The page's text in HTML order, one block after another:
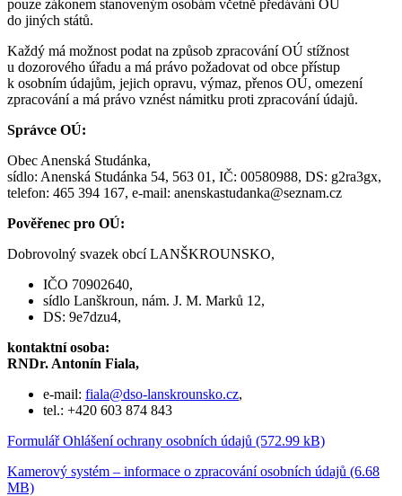
pouze zákonem stanoveným osobám včetně předávání OÚ
do jiných států.
Každý má možnost podat na způsob zpracování OÚ stížnost
u dozorového úřadu a má právo požadovat od obce přístup
k osobním údajům, jejich opravu, výmaz, přenos OÚ, omezení
zpracování a má právo vznést námitku proti zpracování údajů.
Správce OÚ:
Obec Anenská Studánka,
sídlo: Anenská Studánka 54, 563 01, IČ: 00580988, DS: g2ra3gx,
telefon: 465 394 167, e-mail: anenskastudanka@seznam.cz
Pověřenec pro OÚ:
Dobrovolný svazek obcí LANŠKROUNSKO,
IČO 70902640,
sídlo Lanškroun, nám. J. M. Marků 12,
DS: 9e7dzu4,
kontaktní osoba:
RNDr. Antonín Fiala,
e-mail: fiala@dso-lanskrounsko.cz,
tel.: +420 603 874 843
Formulář Ohlášení ochrany osobních údajů (572.99 kB)
Kamerový systém – informace o zpracování osobních údajů (6.68
MB)